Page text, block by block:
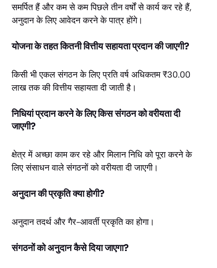
समर्पित हैं और कम से कम पिछले तीन वर्षों से कार्य कर रहे हैं,
अनुदान के लिए आवेदन करने के पात्र होंगे।
योजना के तहत कितनी वित्तीय सहायता प्रदान की जाएगी?
किसी भी एकल संगठन के लिए प्रति वर्ष अधिकतम ₹30.00
लाख तक की वित्तीय सहायता दी जाती है।
निधियां प्रदान करने के लिए किस संगठन को वरीयता दी
जाएगी?
क्षेत्र में अच्छा काम कर रहे और मिलान निधि को पूरा करने के
लिए संसाधन वाले संगठनों को वरीयता दी जाएगी।
अनुदान की प्रकृति क्या होगी?
अनुदान तदर्थ और गैर-आवर्ती प्रकृति का होगा।
संगठनों को अनुदान कैसे दिया जाएगा?